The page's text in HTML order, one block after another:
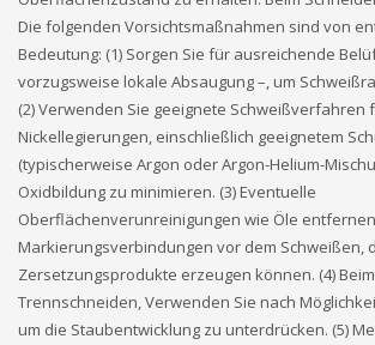
Die folgenden Vorsichtsmaßnahmen sind von
Bedeutung: (1) Sorgen Sie für ausreichende
vorzugsweise lokale Absaugung –, um
(2) Verwenden Sie geeignete Schweißverfahren
Nickellegierungen, einschließlich geeignetem
(typischerweise Argon oder Argon-Helium-
Oxidbildung zu minimieren. (3) Eventuelle
Oberflächenverunreinigungen wie Öle
Markierungsverbindungen vor dem Schweißen,
Zersetzungsprodukte erzeugen können. (4)
Trennschneiden, Verwenden Sie nach
um die Staubentwicklung zu unterdrücken. (5)